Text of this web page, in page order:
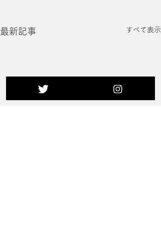
最新記事 すべて表示